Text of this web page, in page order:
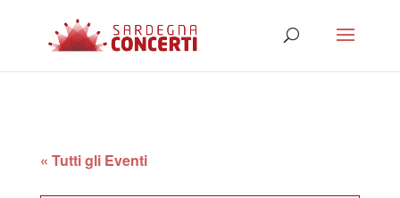
« Tutti gli Eventi